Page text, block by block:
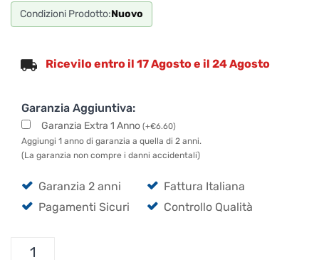
Condizioni Prodotto:Nuovo
Ricevilo entro il 17 Agosto e il 24 Agosto
Garanzia Aggiuntiva:
Garanzia Extra 1 Anno (+€6.60)
Aggiungi 1 anno di garanzia a quella di 2 anni.
(La garanzia non compre i danni accidentali)
Garanzia 2 anni
Fattura Italiana
Pagamenti Sicuri
Controllo Qualità